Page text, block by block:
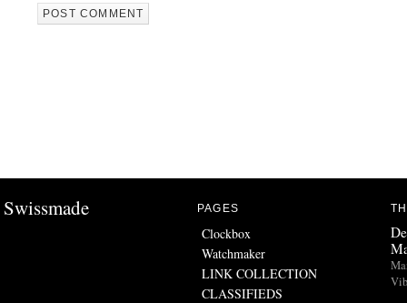
Swissmade PAGES
Clockbox
Watchmaker
LINK COLLECTION
CLASSIFIEDS